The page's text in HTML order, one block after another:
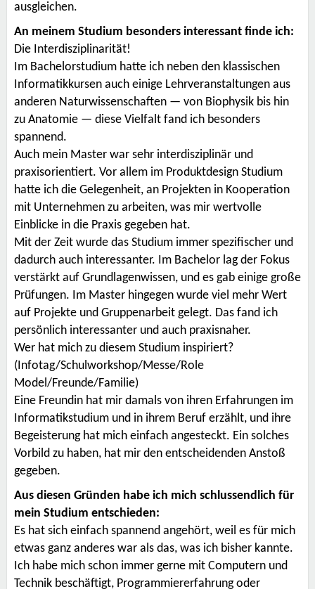
ausgleichen.
An meinem Studium besonders interessant finde ich:
Die Interdisziplinarität!
Im Bachelorstudium hatte ich neben den klassischen
Informatikkursen auch einige Lehrveranstaltungen aus
anderen Naturwissenschaften — von Biophysik bis hin
zu Anatomie — diese Vielfalt fand ich besonders
spannend.
Auch mein Master war sehr interdisziplinär und
praxisorientiert. Vor allem im Produktdesign Studium
hatte ich die Gelegenheit, an Projekten in Kooperation
mit Unternehmen zu arbeiten, was mir wertvolle
Einblicke in die Praxis gegeben hat.
Mit der Zeit wurde das Studium immer spezifischer und
dadurch auch interessanter. Im Bachelor lag der Fokus
verstärkt auf Grundlagenwissen, und es gab einige große
Prüfungen. Im Master hingegen wurde viel mehr Wert
auf Projekte und Gruppenarbeit gelegt. Das fand ich
persönlich interessanter und auch praxisnaher.
Wer hat mich zu diesem Studium inspiriert?
(Infotag/Schulworkshop/Messe/Role
Model/Freunde/Familie)
Eine Freundin hat mir damals von ihren Erfahrungen im
Informatikstudium und in ihrem Beruf erzählt, und ihre
Begeisterung hat mich einfach angesteckt. Ein solches
Vorbild zu haben, hat mir den entscheidenden Anstoß
gegeben.
Aus diesen Gründen habe ich mich schlussendlich für
mein Studium entschieden:
Es hat sich einfach spannend angehört, weil es für mich
etwas ganz anderes war als das, was ich bisher kannte.
Ich habe mich schon immer gerne mit Computern und
Technik beschäftigt, Programmiererfahrung oder